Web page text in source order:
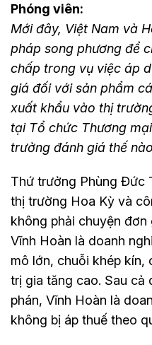
Phóng viên:
Mới đây, Việt Nam và
pháp song phương để
chấp trong vụ việc áp
giá đối với sản phẩm
xuất khẩu vào thị
tại Tổ chức Thương
trưởng đánh giá thế
Thứ trưởng Phùng Đức
thị trường Hoa Kỳ và
không phải chuyện
Vĩnh Hoàn là doanh
mô lớn, chuỗi khép kín,
trị gia tăng cao. Sau cả
phán, Vĩnh Hoàn là
không bị áp thuế theo